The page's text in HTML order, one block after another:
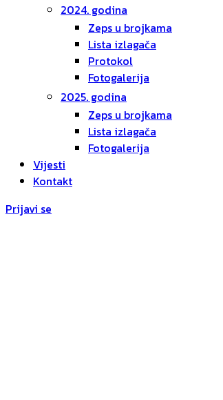
2024. godina
Zeps u brojkama
Lista izlagača
Protokol
Fotogalerija
2025. godina
Zeps u brojkama
Lista izlagača
Fotogalerija
Vijesti
Kontakt
Prijavi se